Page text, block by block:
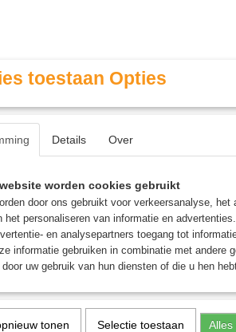
Contact & Openingstijden
MINIATURE GAMING ROLE
Mox bordspellen
toestaan Opties
Details Over
worden cookies gebruikt
door ons gebruikt voor verkeersanalyse, het
het personaliseren van informatie en
en analysepartners toegang tot
informatie gebruiken in combinatie met andere
uw gebruik van hun diensten of die u hen
tonen Selectie toestaan Alles